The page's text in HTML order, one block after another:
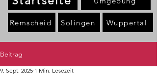
Remscheid Solingen Wuppertal
Beitrag
9. Sept. 2025 1 Min. Lesezeit